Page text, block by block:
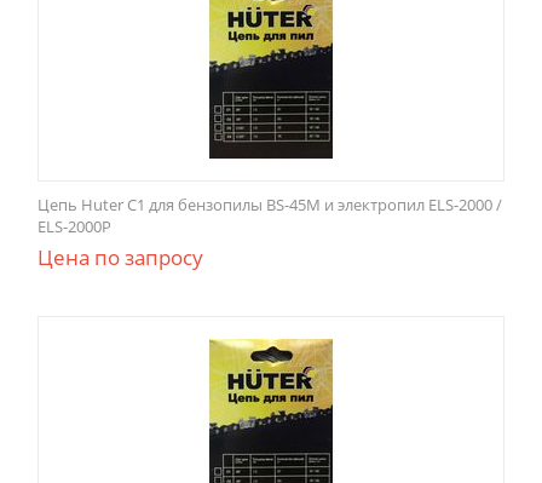
Цепь Huter С1 для бензопилы BS-45M и электропил ELS-2000 /
ELS-2000P
Цена по запросу